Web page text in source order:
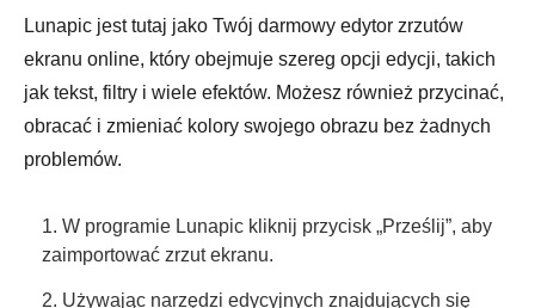
Lunapic jest tutaj jako Twój darmowy edytor zrzutów
ekranu online, który obejmuje szereg opcji edycji, takich
jak tekst, filtry i wiele efektów. Możesz również przycinać,
obracać i zmieniać kolory swojego obrazu bez żadnych
problemów.
1. W programie Lunapic kliknij przycisk „Prześlij”, aby
zaimportować zrzut ekranu.
2. Używając narzędzi edycyjnych znajdujących się